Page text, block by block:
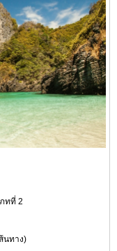
ทที่ 2
นทาง)